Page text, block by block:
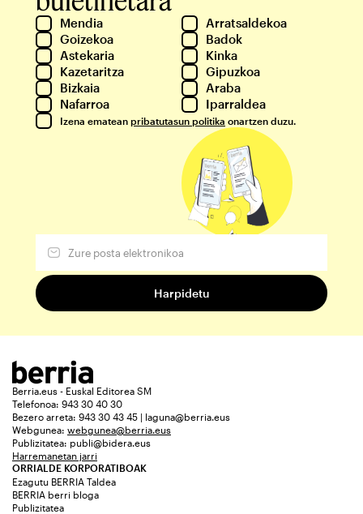
Mendia
Arratsaldekoa
Goizekoa
Badok
Astekaria
Kinka
Kazetaritza
Gipuzkoa
Bizkaia
Araba
Nafarroa
Iparraldea
Izena ematean pribatutasun politika onartzen duzu.
Berria.eus - Euskal Editorea SM
Telefonoa: 943 30 40 30
Bezero arreta: 943 30 43 45 | laguna@berria.eus
Webgunea: webgunea@berria.eus
Publizitatea: publi@bidera.eus
Harremanetan jarri
ORRIALDE KORPORATIBOAK
Ezagutu BERRIA Taldea
BERRIA berri bloga
Publizitatea